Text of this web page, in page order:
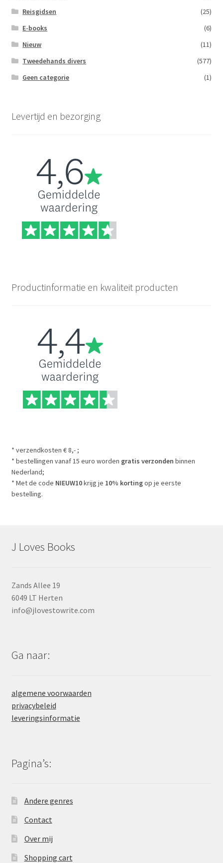
Reisgidsen
(25)
E-books
(6)
Nieuw
(11)
Tweedehands divers
(577)
Geen categorie
(1)
Levertijd en bezorging
Productinformatie en kwaliteit producten
* verzendkosten € 8,- ;
* bestellingen vanaf 15 euro worden gratis verzonden binnen
Nederland;
* Met de code NIEUW10krijg je 10% kortingop je eerste
bestelling.
J Loves Books
Zands Allee 19
6049 LT Herten
info@jlovestowrite.com
Ga naar:
algemene voorwaarden
privacybeleid
leveringsinformatie
Pagina’s:
Andere genres
Contact
Over mij
Shopping cart